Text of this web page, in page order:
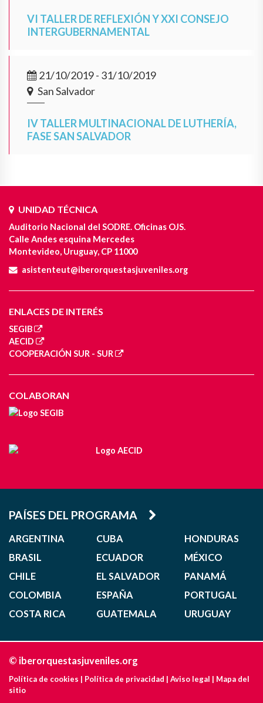
VI TALLER DE REFLEXIÓN Y XXI CONSEJO
INTERGUBERNAMENTAL
21/10/2019 - 31/10/2019
San Salvador
IV TALLER MULTINACIONAL DE LUTHERÍA,
FASE SAN SALVADOR
UNIDAD TÉCNICA
Auditorio Nacional del SODRE. Oficinas OJS.
Calle Andes esquina Mercedes
Montevideo, Uruguay, CP 11000
asistenteut@iberorquestasjuveniles.org
ENLACES DE INTERÉS
SEGIB
AECID
COOPERACIÓN SUR - SUR
COLABORAN
PAÍSES DEL PROGRAMA
ARGENTINA
BRASIL
CHILE
COLOMBIA
COSTA RICA
CUBA
ECUADOR
EL SALVADOR
ESPAÑA
GUATEMALA
HONDURAS
MÉXICO
PANAMÁ
PORTUGAL
URUGUAY
© iberorquestasjuveniles.org
Política de cookies | Política de privacidad | Aviso legal | Mapa del
sitio